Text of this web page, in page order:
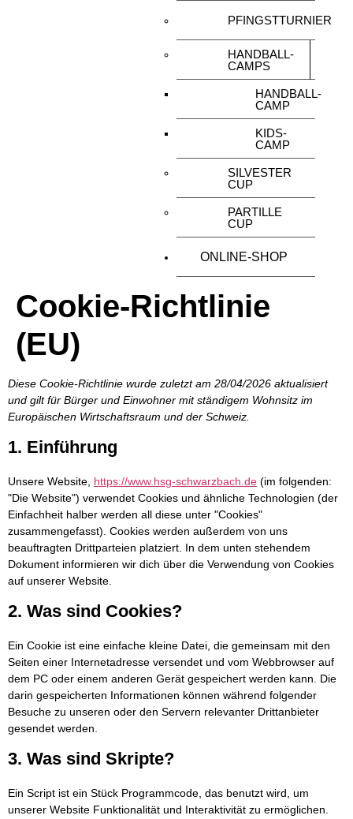
PFINGSTTURNIER
HANDBALL-
CAMPS
HANDBALL-
CAMP
KIDS-
CAMP
SILVESTER
CUP
PARTILLE
CUP
ONLINE-SHOP
Cookie-Richtlinie
(EU)
Diese Cookie-Richtlinie wurde zuletzt am 28/04/2026 aktualisiert
und gilt für Bürger und Einwohner mit ständigem Wohnsitz im
Europäischen Wirtschaftsraum und der Schweiz.
1. Einführung
Unsere Website, https://www.hsg-schwarzbach.de (im folgenden:
"Die Website") verwendet Cookies und ähnliche Technologien (der
Einfachheit halber werden all diese unter "Cookies"
zusammengefasst). Cookies werden außerdem von uns
beauftragten Drittparteien platziert. In dem unten stehendem
Dokument informieren wir dich über die Verwendung von Cookies
auf unserer Website.
2. Was sind Cookies?
Ein Cookie ist eine einfache kleine Datei, die gemeinsam mit den
Seiten einer Internetadresse versendet und vom Webbrowser auf
dem PC oder einem anderen Gerät gespeichert werden kann. Die
darin gespeicherten Informationen können während folgender
Besuche zu unseren oder den Servern relevanter Drittanbieter
gesendet werden.
3. Was sind Skripte?
Ein Script ist ein Stück Programmcode, das benutzt wird, um
unserer Website Funktionalität und Interaktivität zu ermöglichen.